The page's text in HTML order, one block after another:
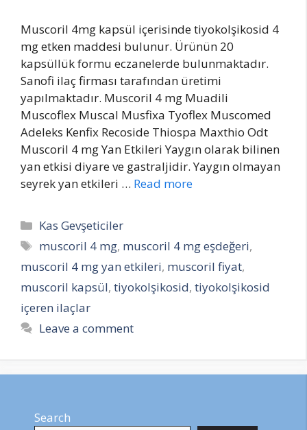
Muscoril 4mg kapsül içerisinde tiyokolşikosid 4
mg etken maddesi bulunur. Ürünün 20
kapsüllük formu eczanelerde bulunmaktadır.
Sanofi ilaç firması tarafından üretimi
yapılmaktadır. Muscoril 4 mg Muadili
Muscoflex Muscal Musfixa Tyoflex Muscomed
Adeleks Kenfix Recoside Thiospa Maxthio Odt
Muscoril 4 mg Yan Etkileri Yaygın olarak bilinen
yan etkisi diyare ve gastraljidir. Yaygın olmayan
seyrek yan etkileri … Read more
Categories
Kas Gevşeticiler
Tags
muscoril 4 mg, muscoril 4 mg eşdeğeri,
muscoril 4 mg yan etkileri, muscoril fiyat,
muscoril kapsül, tiyokolşikosid, tiyokolşikosid
içeren ilaçlar
Leave a comment
Search